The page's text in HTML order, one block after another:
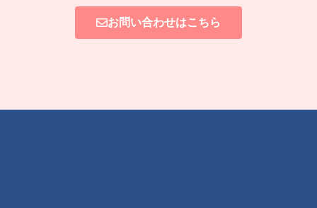
お問い合わせはこちら